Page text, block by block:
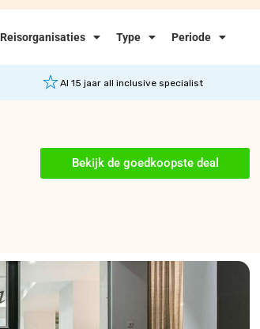
Reisorganisaties Type Periode
Al 15 jaar all inclusive specialist
Bekijk de goedkoopste deal